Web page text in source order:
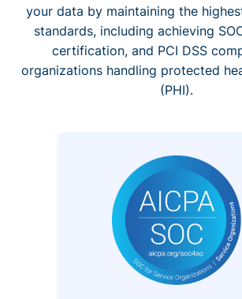
your data by maintaining the
standards, including achieving
certification, and PCI DSS
organizations handling protected
(PHI).